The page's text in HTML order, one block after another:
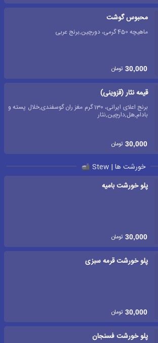
محبوس گوشت
ماهیچه 450 گرمی، دورچین,برنج عربی
30,000 تومان
قیمه نثار (قزوینی)
برنج اعلای ایرانی، 130 گرم مغز ران گوسفندی,خلال پسته و
بادام,هل,دارچین,نثار
30,000 تومان
خورشت ها | Stew
پلو خورشت بامیه
30,000 تومان
پلو خورشت قرمه سبزی
30,000 تومان
پلو خورشت فسنجان